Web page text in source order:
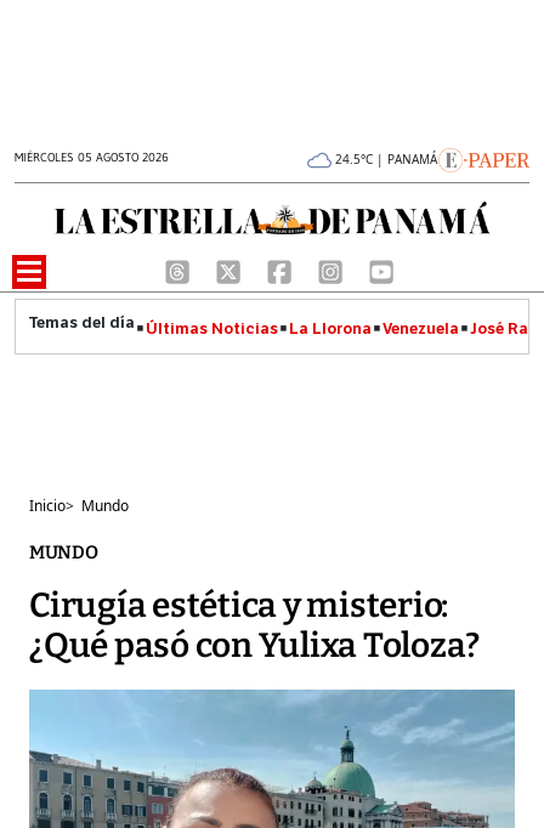
MIÉRCOLES 05 AGOSTO 2026 24.5°C | PANAMÁ
Últimas Noticias La Llorona Venezuela José
Inicio> Mundo
MUNDO
Cirugía estética y misterio:
¿Qué pasó con Yulixa Toloza?